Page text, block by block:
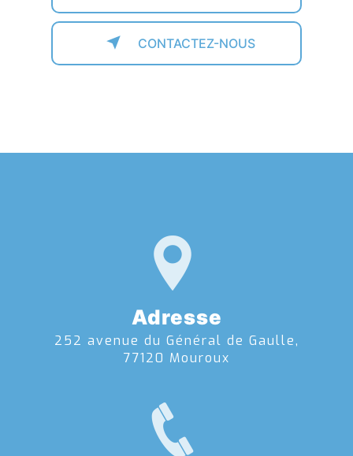
CONTACTEZ-NOUS
Adresse
252 avenue du Général de Gaulle,
77120 Mouroux